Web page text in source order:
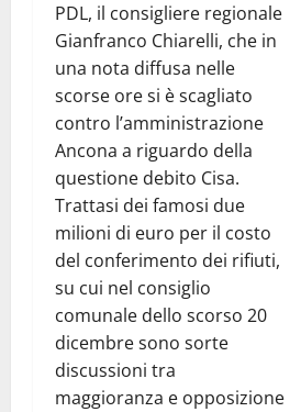
PDL, il consigliere regionale
Gianfranco Chiarelli, che in
una nota diffusa nelle
scorse ore si è scagliato
contro l’amministrazione
Ancona a riguardo della
questione debito Cisa.
Trattasi dei famosi due
milioni di euro per il costo
del conferimento dei rifiuti,
su cui nel consiglio
comunale dello scorso 20
dicembre sono sorte
discussioni tra
maggioranza e opposizione